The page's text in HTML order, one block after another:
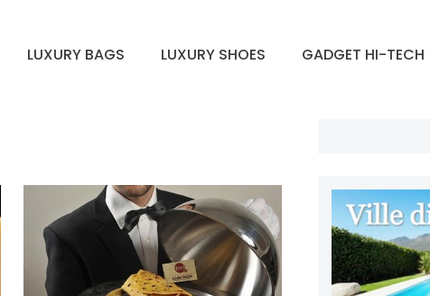
LUXURY BAGS LUXURY SHOES GADGET HI-TECH